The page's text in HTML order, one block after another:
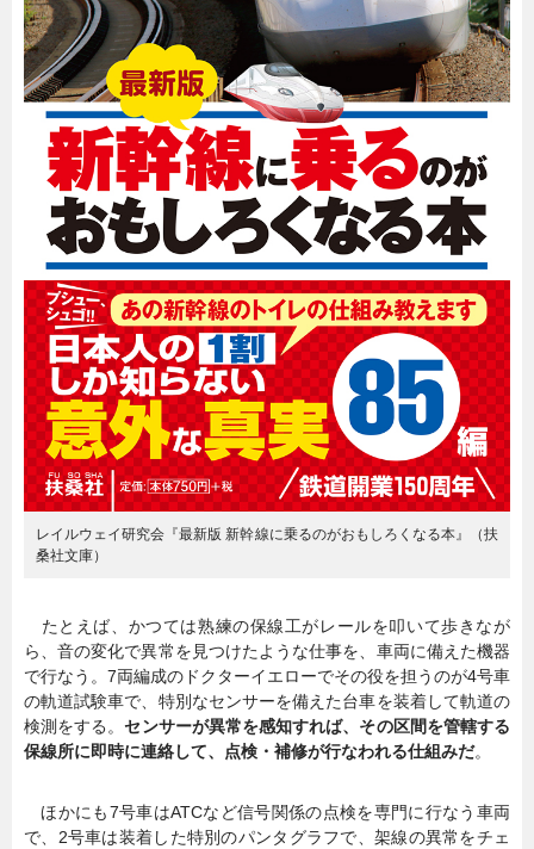
レイルウェイ研究会『最新版 新幹線に乗るのがおもしろくなる本』（扶
桑社文庫）
たとえば、かつては熟練の保線工がレールを叩いて歩きなが
ら、音の変化で異常を見つけたような仕事を、車両に備えた機器
で行なう。7両編成のドクターイエローでその役を担うのが4号車
の軌道試験車で、特別なセンサーを備えた台車を装着して軌道の
検測をする。センサーが異常を感知すれば、その区間を管轄する
保線所に即時に連絡して、点検・補修が行なわれる仕組みだ。
ほかにも7号車はATCなど信号関係の点検を専門に行なう車両
で、2号車は装着した特別のパンタグラフで、架線の異常をチェ